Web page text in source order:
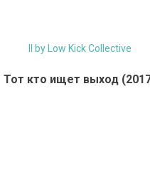
II by Low Kick Collective
Тот кто ищет выход